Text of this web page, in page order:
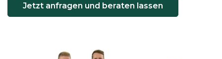
Jetzt anfragen und beraten lassen